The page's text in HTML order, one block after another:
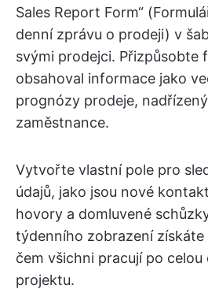
Sales Report Form“
denní zprávu o prodeji) v
svými prodejci. Přizpůsobte
obsahoval informace jako
prognózy prodeje,
zaměstnance.
Vytvořte vlastní pole pro
údajů, jako jsou nové
hovory a domluvené
týdenního zobrazení
čem všichni pracují po
projektu.